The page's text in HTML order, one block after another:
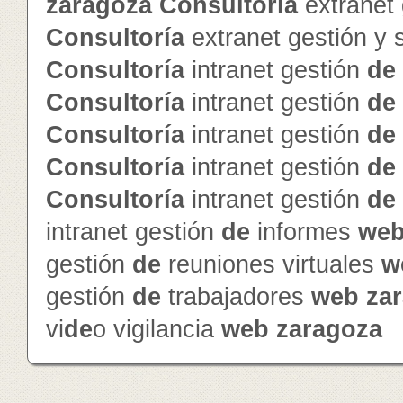
zaragoza Consultoríaextranet
Consultoríaextranet gestión y
Consultoríaintranet gestión de
Consultoríaintranet gestión de
Consultoríaintranet gestión de
Consultoríaintranet gestión de
Consultoríaintranet gestión de
intranet gestión de informes
gestión de reuniones virtuales
gestión de trabajadores web
video vigilancia web zaragoza